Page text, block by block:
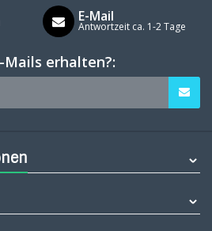
E-Mail
Antwortzeit ca. 1-2 Tage
erhalten?: